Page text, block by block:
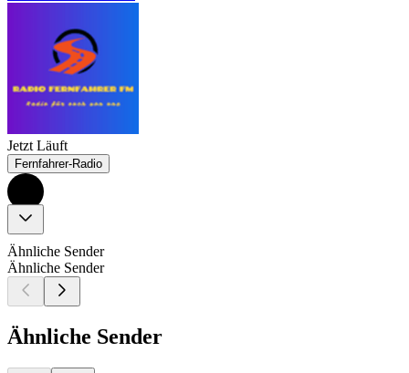
Jetzt Läuft
Fernfahrer-Radio
Ähnliche Sender
Ähnliche Sender
Ähnliche Sender